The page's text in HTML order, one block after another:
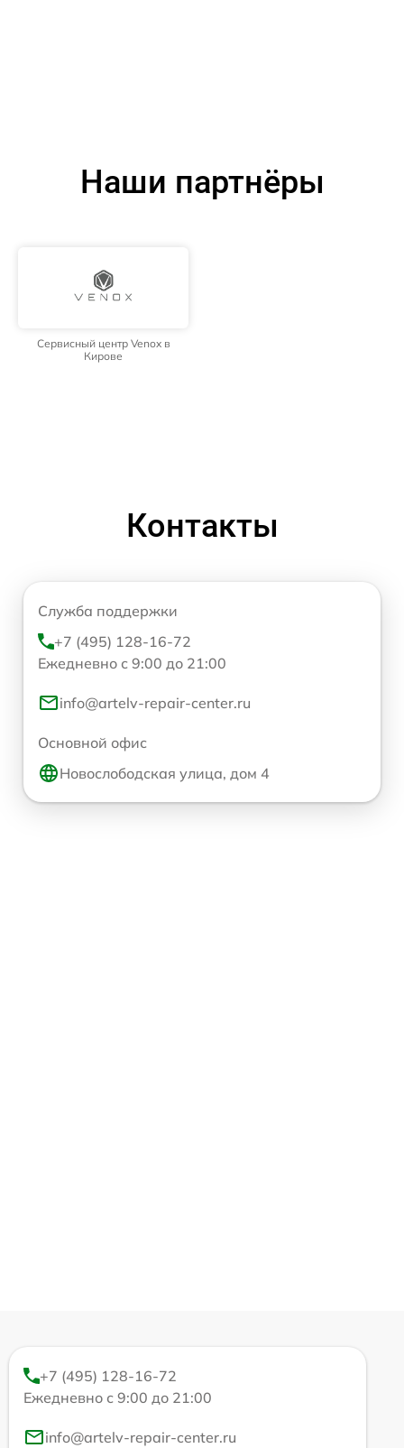
Наши партнёры
Сервисный центр Venox в
Кирове
Контакты
Служба поддержки
+7 (495) 128-16-72
Ежедневно с 9:00 до 21:00
info@artelv-repair-center.ru
Основной офис
Новослободская улица, дом 4
+7 (495) 128-16-72
Ежедневно с 9:00 до 21:00
info@artelv-repair-center.ru